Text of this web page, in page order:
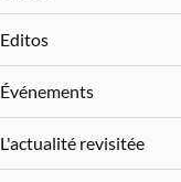
Editos
Événements
L'actualité revisitée